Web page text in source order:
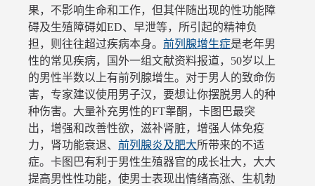
果，不影响生命和工作，但其伴随出现的性功能障
碍及生殖障碍如ED、早泄等，所引起的精神负
担，则往往超过疾病本身。 前列腺增生症是老年男
性的常见疾病，国外一组文献资料报道，50岁以上
的男性半数以上有前列腺增生。对于男人的致命伤
害，专家建议使用男子汉，要想让你摆脱男人的种
种伤害。大量补充男性的FT睾酮，卡图巴最突
出，增强和改善性欲，滋补肾脏，增强人体免疫
力，肾功能衰退、 前列腺炎及肥大所带来的不适
症。卡图巴有利于男性生殖器官的成长壮大，大大
提高男性性功能，使男士表现出情绪高涨、生机勃